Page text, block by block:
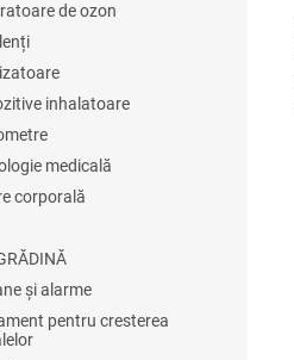
de ozon
inhalatoare
medicală
corporală
și alarme
pentru cresterea